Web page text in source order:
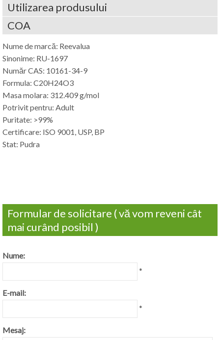
Utilizarea produsului
COA
Nume de marcă: Reevalua
Sinonime: RU-1697
Număr CAS: 10161-34-9
Formula: C20H24O3
Masa molara: 312.409 g/mol
Potrivit pentru: Adult
Puritate: >99%
Certificare: ISO 9001, USP, BP
Stat: Pudra
Formular de solicitare ( vă vom reveni cât
mai curând posibil )
Nume:
*
E-mail:
*
Mesaj: